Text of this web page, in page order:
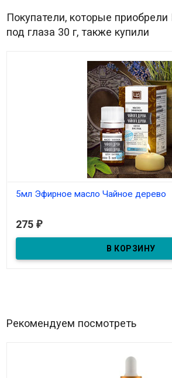
Покупатели, которые
под глаза 30 г, также купили
5мл Эфирное масло Чайное дерево
275 ₽
Рекомендуем посмотреть